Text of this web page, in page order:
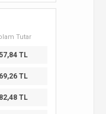
Tutar
TL
TL
TL